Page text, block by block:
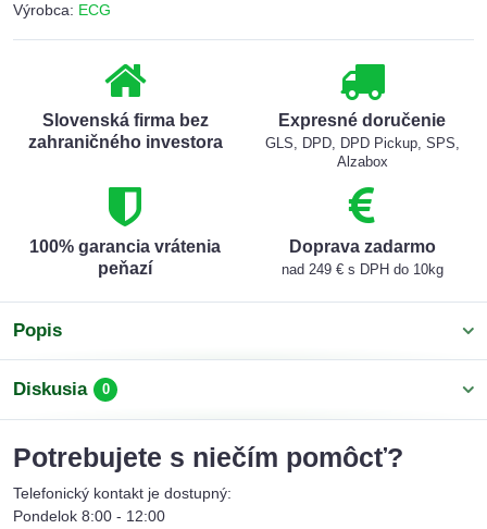
Výrobca: ECG
Slovenská firma bez
zahraničného investora
Expresné doručenie
GLS, DPD, DPD Pickup, SPS,
Alzabox
100% garancia vrátenia
peňazí
Doprava zadarmo
nad 249 € s DPH do 10kg
Popis
Diskusia 0
Potrebujete s niečím pomôcť?
Telefonický kontakt je dostupný:
Pondelok 8:00 - 12:00